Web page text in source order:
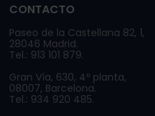
CONTACTO
Paseo de la Castellana 82, 1,
28046 Madrid.
Tel.: 913 101 879.
Gran Vía, 630, 4º planta,
08007, Barcelona.
Tel.: 934 920 485.